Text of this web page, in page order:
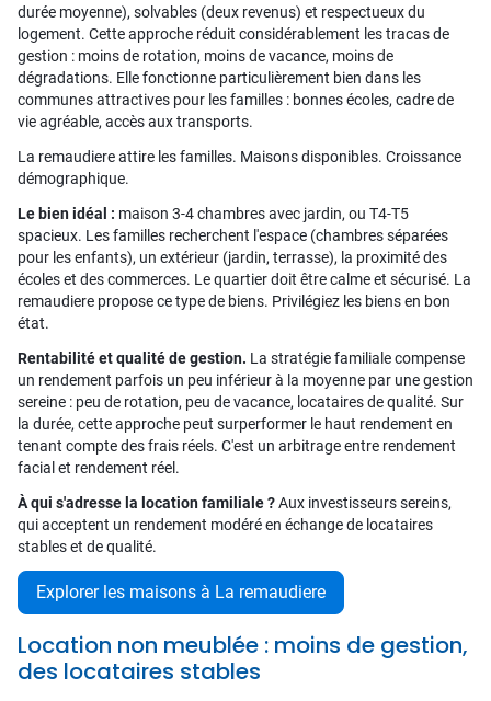
durée moyenne), solvables (deux revenus) et respectueux du
logement. Cette approche réduit considérablement les tracas de
gestion : moins de rotation, moins de vacance, moins de
dégradations. Elle fonctionne particulièrement bien dans les
communes attractives pour les familles : bonnes écoles, cadre de
vie agréable, accès aux transports.
La remaudiere attire les familles. Maisons disponibles. Croissance
démographique.
Le bien idéal : maison 3-4 chambres avec jardin, ou T4-T5
spacieux. Les familles recherchent l'espace (chambres séparées
pour les enfants), un extérieur (jardin, terrasse), la proximité des
écoles et des commerces. Le quartier doit être calme et sécurisé. La
remaudiere propose ce type de biens. Privilégiez les biens en bon
état.
Rentabilité et qualité de gestion. La stratégie familiale compense
un rendement parfois un peu inférieur à la moyenne par une gestion
sereine : peu de rotation, peu de vacance, locataires de qualité. Sur
la durée, cette approche peut surperformer le haut rendement en
tenant compte des frais réels. C'est un arbitrage entre rendement
facial et rendement réel.
À qui s'adresse la location familiale ?Aux investisseurs sereins,
qui acceptent un rendement modéré en échange de locataires
stables et de qualité.
Explorer les maisons à La remaudiere
Location non meublée : moins de gestion,
des locataires stables